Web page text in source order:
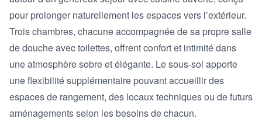
pour prolonger naturellement les espaces vers l’extérieur.
Trois chambres, chacune accompagnée de sa propre salle
de douche avec toilettes, offrent confort et intimité dans
une atmosphère sobre et élégante. Le sous-sol apporte
une flexibilité supplémentaire pouvant accueillir des
espaces de rangement, des locaux techniques ou de futurs
aménagements selon les besoins de chacun.